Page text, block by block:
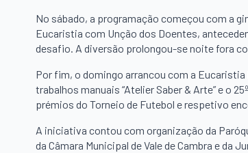
No sábado, a programação começou com a
Eucaristia com Unção dos Doentes,
desafio. A diversão prolongou-se noite fora
Por fim, o domingo arrancou com a
trabalhos manuais “Atelier Saber & Arte” e o
prémios do Torneio de Futebol e respetivo
A iniciativa contou com organização da
da Câmara Municipal de Vale de Cambra e da